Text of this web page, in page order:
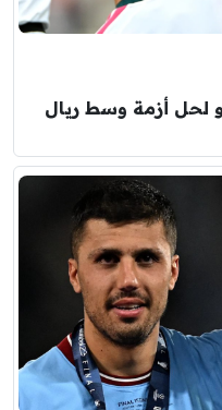
لحل أزمة وسط ريال